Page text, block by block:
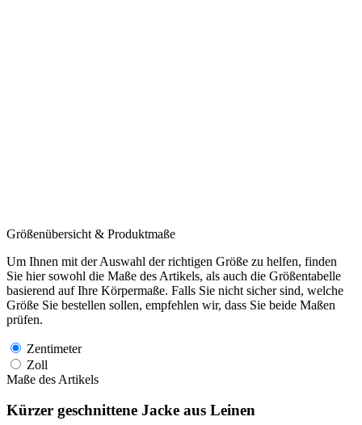
Größenübersicht & Produktmaße
Um Ihnen mit der Auswahl der richtigen Größe zu helfen, finden
Sie hier sowohl die Maße des Artikels, als auch die Größentabelle
basierend auf Ihre Körpermaße. Falls Sie nicht sicher sind, welche
Größe Sie bestellen sollen, empfehlen wir, dass Sie beide Maßen
prüfen.
Zentimeter
Zoll
Maße des Artikels
Kürzer geschnittene Jacke aus Leinen